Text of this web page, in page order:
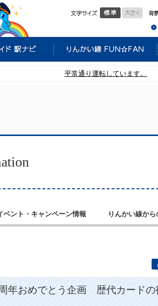
標準 大
平常通り運転しています。
ベント・キャンペーン情報 りんかい線か
年おめでとう企画 歴代カードの